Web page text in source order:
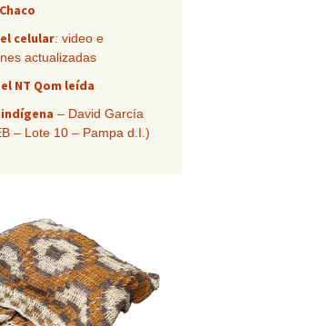
celular: video e
actualizadas
NT Qom leída
– David García
– Lote 10 – Pampa d.I.)